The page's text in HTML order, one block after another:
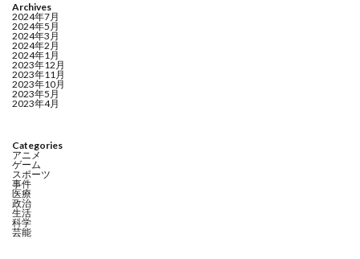
Archives
2024年7月
2024年5月
2024年3月
2024年2月
2024年1月
2023年12月
2023年11月
2023年10月
2023年5月
2023年4月
Categories
アニメ
ゲーム
スポーツ
事件
医療
政治
生活
科学
芸能